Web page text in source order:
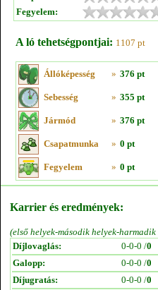
Fegyelem:
A ló tehetségpontjai: 1107 pt
Állóképesség » 376 pt
Sebesség » 355 pt
Jármód » 376 pt
Csapatmunka » 0 pt
Fegyelem » 0 pt
Karrier és eredmények:
(első helyek-második helyek-
Díjlovaglás:
0-0-0 /0
Galopp:
0-0-0 /0
Díjugratás:
0-0-0 /0